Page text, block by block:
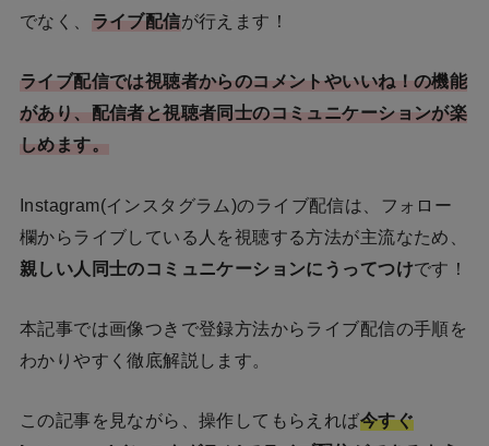
でなく、 ライブ配信が行えます！
ライブ配信では視聴者からのコメントやいいね！の機能
があり、配信者と視聴者同士のコミュニケーションが楽
しめます。
Instagram(インスタグラム)のライブ配信は、フォロー
欄からライブしている人を視聴する方法が主流なため、
親しい人同士のコミュニケーションにうってつけです！
本記事では画像つきで登録方法からライブ配信の手順を
わかりやすく徹底解説します。
この記事を見ながら、操作してもらえれば今すぐ